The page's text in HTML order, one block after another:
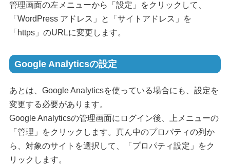
管理画面の左メニューから「設定」をクリックして、
「WordPress アドレス」と「サイトアドレス」を
「https」のURLに変更します。
Google Analyticsの設定
あとは、Google Analyticsを使っている場合にも、設定を
変更する必要があります。
Google Analyticsの管理画面にログイン後、上メニューの
「管理」をクリックします。真ん中のプロパティの列か
ら、対象のサイトを選択して、「プロパティ設定」をク
リックします。